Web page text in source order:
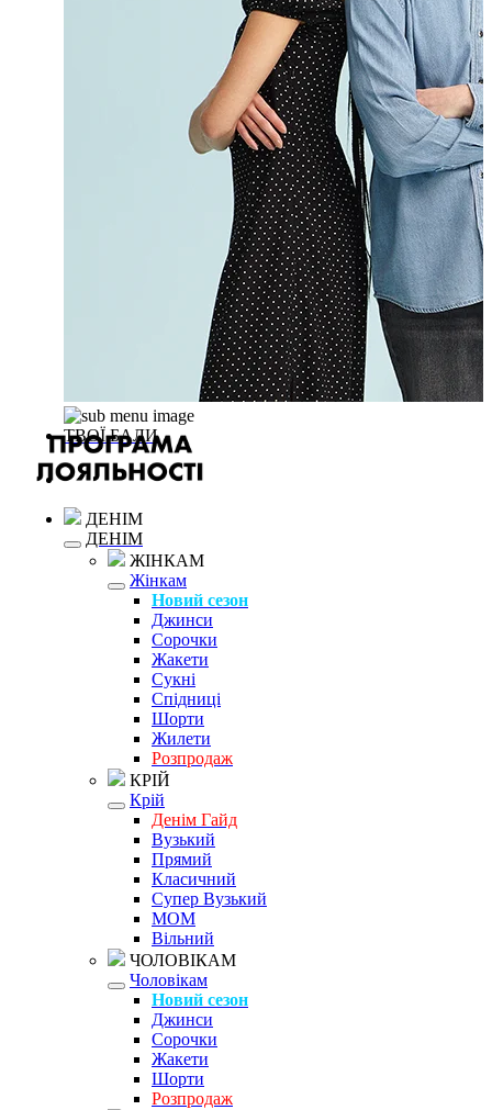
ТВОЇ БАЛИ
ДЕНІМ
ДЕНІМ
ЖІНКАМ
Жінкам
Новий сезон
Джинси
Сорочки
Жакети
Сукні
Спідниці
Шорти
Жилети
Розпродаж
КРІЙ
Крій
Денім Гайд
Вузький
Прямий
Класичний
Супер Вузький
MOM
Вільний
ЧОЛОВІКАМ
Чоловікам
Новий сезон
Джинси
Сорочки
Жакети
Шорти
Розпродаж